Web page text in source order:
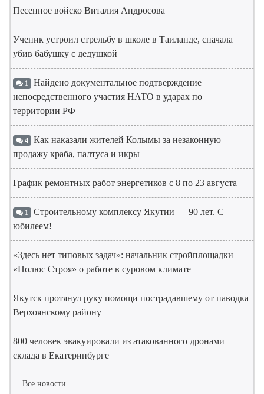
Песенное войско Виталия Андросова
Ученик устроил стрельбу в школе в Таиланде, сначала
убив бабушку с дедушкой
1 Найдено документальное подтверждение
непосредственного участия НАТО в ударах по
территории РФ
4 Как наказали жителей Колымы за незаконную
продажу краба, палтуса и икры
График ремонтных работ энергетиков с 8 по 23 августа
1 Строительному комплексу Якутии — 90 лет. С
юбилеем!
«Здесь нет типовых задач»: начальник стройплощадки
«Полюс Строя» о работе в суровом климате
Якутск протянул руку помощи пострадавшему от паводка
Верхоянскому району
800 человек эвакуировали из атакованного дронами
склада в Екатеринбурге
Все новости